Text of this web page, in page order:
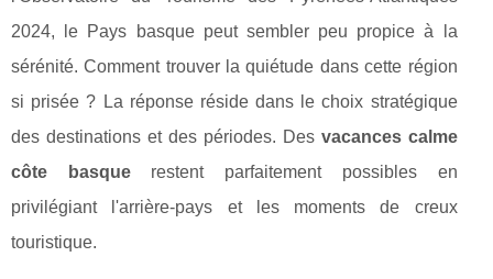
2024, le Pays basque peut sembler peu propice à la
sérénité. Comment trouver la quiétude dans cette région
si prisée ? La réponse réside dans le choix stratégique
des destinations et des périodes. Des vacances calme
côte basquerestent parfaitement possibles en
privilégiant l'arrière-pays et les moments de creux
touristique.